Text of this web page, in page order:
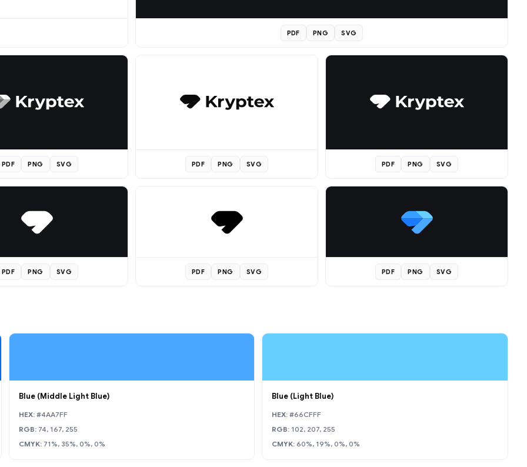
PDF PNG SVG
PDF PNG SVG PDF PNG SVG PDF PNG SVG
PDF PNG SVG PDF PNG SVG PDF PNG SVG
Blue (Middle Light Blue)
HEX:#4AA7FF
RGB:74, 167, 255
CMYK:71%, 35%, 0%, 0%
Blue (Light Blue)
HEX: #66CFFF
RGB: 102, 207, 255
CMYK: 60%, 19%, 0%, 0%